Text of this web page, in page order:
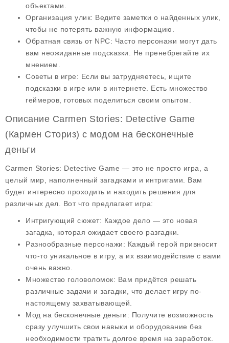
объектами.
Организация улик: Ведите заметки о найденных улик,
чтобы не потерять важную информацию.
Обратная связь от NPC: Часто персонажи могут дать
вам неожиданные подсказки. Не пренебрегайте их
мнением.
Советы в игре: Если вы затрудняетесь, ищите
подсказки в игре или в интернете. Есть множество
геймеров, готовых поделиться своим опытом.
Описание Carmen Stories: Detective Game
(Кармен Сториз) с модом на бесконечные
деньги
Carmen Stories: Detective Game — это не просто игра, а
целый мир, наполненный загадками и интригами . Вам
будет интересно проходить и находить решения для
различных дел. Вот что предлагает игра:
Интригующий сюжет: Каждое дело — это новая
загадка, которая ожидает своего разгадки.
Разнообразные персонажи: Каждый герой привносит
что-то уникальное в игру, а их взаимодействие с вами
очень важно.
Множество головоломок: Вам придётся решать
различные задачи и загадки, что делает игру по-
настоящему захватывающей.
Мод на бесконечные деньги: Получите возможность
сразу улучшить свои навыки и оборудование без
необходимости тратить долгое время на заработок.